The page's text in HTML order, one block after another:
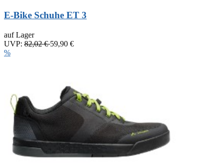
E-Bike Schuhe ET 3
auf Lager
UVP: 82,02 € 59,90 €
%